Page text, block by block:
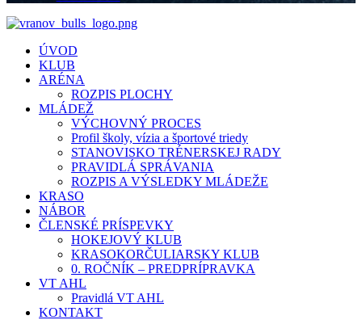
ÚVOD
KLUB
ARÉNA
ROZPIS PLOCHY
MLÁDEŽ
VÝCHOVNÝ PROCES
Profil školy, vízia a športové triedy
STANOVISKO TRÉNERSKEJ RADY
PRAVIDLÁ SPRÁVANIA
ROZPIS A VÝSLEDKY MLÁDEŽE
KRASO
NÁBOR
ČLENSKÉ PRÍSPEVKY
HOKEJOVÝ KLUB
KRASOKORČULIARSKY KLUB
0. ROČNÍK – PREDPRÍPRAVKA
VT AHL
Pravidlá VT AHL
KONTAKT